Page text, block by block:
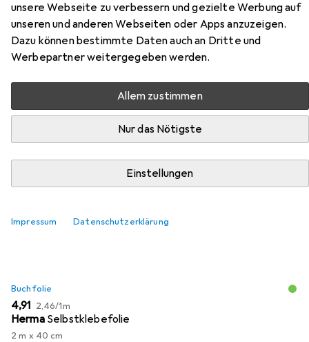
unsere Webseite zu verbessern und gezielte Werbung auf
unseren und anderen Webseiten oder Apps anzuzeigen.
Dazu können bestimmte Daten auch an Dritte und
Werbepartner weitergegeben werden.
Allem zustimmen
Nur das Nötigste
Einstellungen
Impressum Datenschutzerklärung
Zubehör für Kretschmer:Bastian
oder Wie man aus ein
Hier findest du passendes Zubehör zum Produkt
Kretschmer:Bastian oder Wie man aus ein aus den
Kategorien Buchfolie und Schreibtisch Accessoire.
Beliebt Buchfolie Schreibtisch Accessoire
Produktliste
Buchfolie
EUR
4,91 EUR
2,46/1m
Herma Selbstklebefolie
2 m x 40 cm